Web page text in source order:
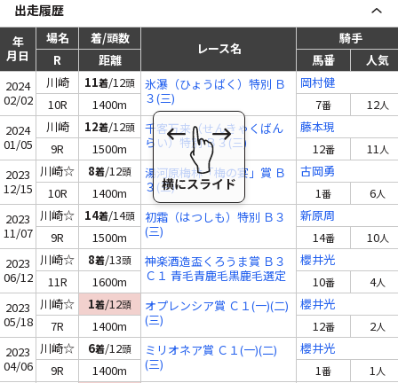
出走履歴
年
月日
場名 着/頭数
レース名
騎手
R
距離 馬番
人気
2024
02/02
川崎 11着/12頭
氷瀑（ひょうばく）特別 Ｂ
３(三)
岡村健
10R
1400m 7番 12人
2024
01/05
川崎 12着/12頭
千客万来（せんきゃくばん
らい）特別 Ｂ３(三)
藤本現
9R
1500m 12番 11人
2023
12/15
川崎☆ 8着/12頭
湯河原梅林「梅の宴」賞 Ｂ
３(三)
古岡勇
10R
1400m 1番 6人
2023
11/07
川崎☆ 14着/14頭
初霜（はつしも）特別 Ｂ３
(三)
新原周
9R
1500m 14番 10人
2023
06/12
川崎☆ 8着/13頭
神楽酒造盃くろうま賞 Ｂ３
Ｃ１ 青毛青鹿毛黒鹿毛選定
馬
櫻井光
11R
1600m 10番 4人
2023
05/18
川崎☆ 1着/12頭
オプレンシア賞 Ｃ１(一)(二)
(三)
櫻井光
7R
1400m 12番 2人
2023
04/06
川崎☆ 6着/12頭
ミリオネア賞 Ｃ１(一)(二)
(三)
櫻井光
9R
1400m 1番 1人